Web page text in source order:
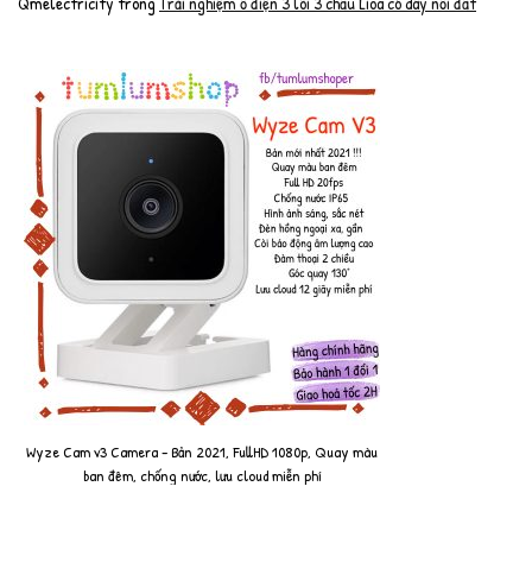
Wyze Cam v3 Camera - Bản 2021, FullHD 1080p, Quay màu
ban đêm, chống nước, lưu cloud miễn phí